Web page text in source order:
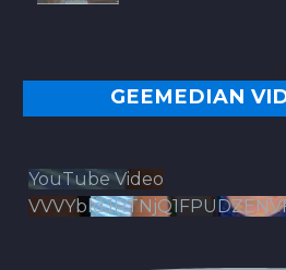
GEEMEDIAN
YouTube Video